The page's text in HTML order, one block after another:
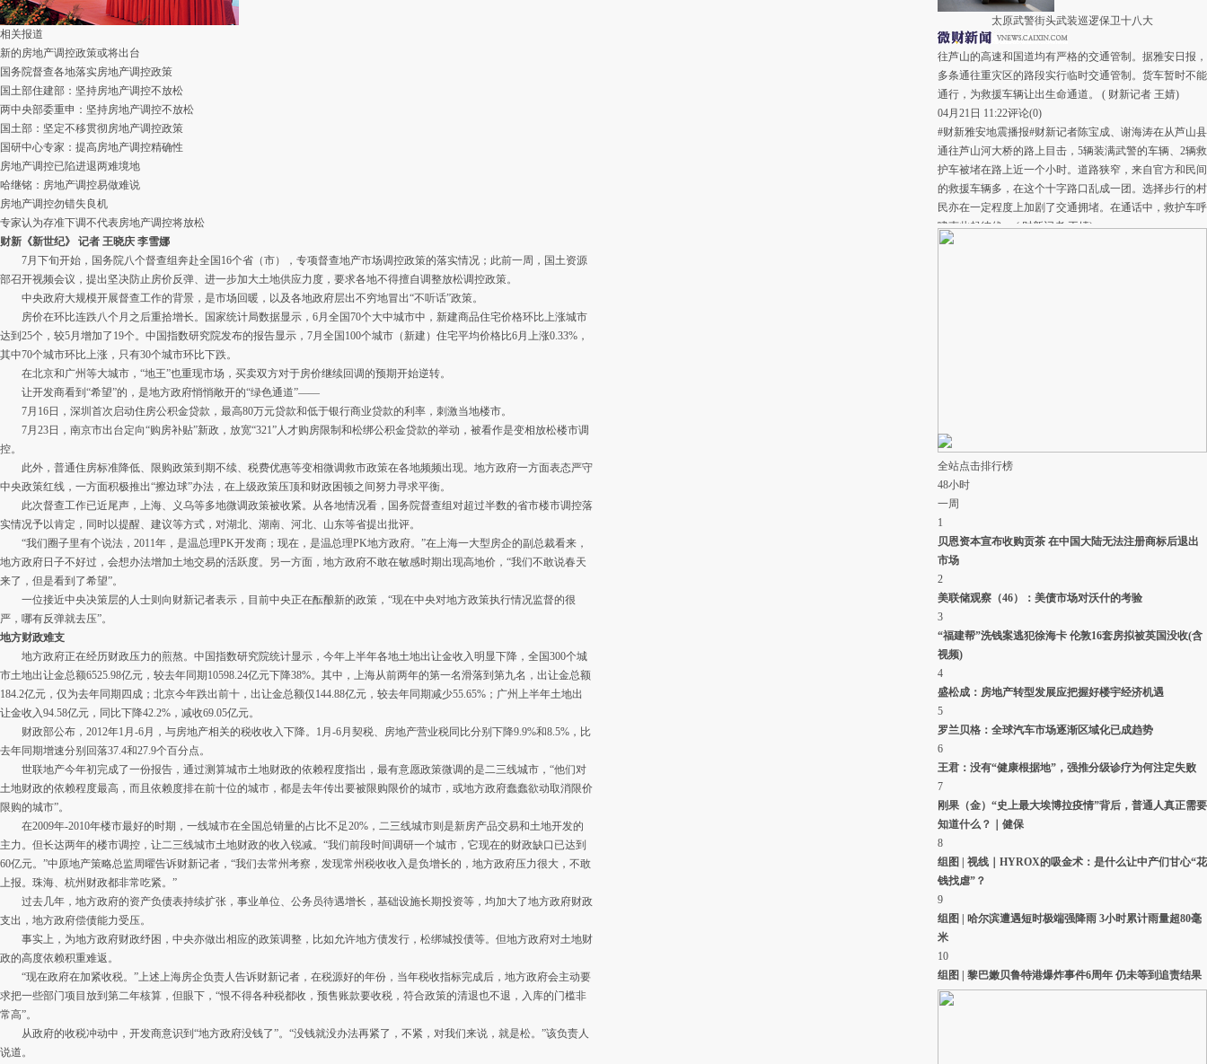
相关报道
新的房地产调控政策或将出台
国务院督查各地落实房地产调控政策
国土部住建部：坚持房地产调控不放松
两中央部委重申：坚持房地产调控不放松
国土部：坚定不移贯彻房地产调控政策
国研中心专家：提高房地产调控精确性
房地产调控已陷进退两难境地
哈继铭：房地产调控易做难说
房地产调控勿错失良机
专家认为存准下调不代表房地产调控将放松
财新《新世纪》
记者 王晓庆 李雪娜
7月下旬开始，国务院八个督查组奔赴全国16个省（市），专项督查地产市场调控政策的落实情况；此前一周，国土资源
部召开视频会议，提出坚决防止房价反弹、进一步加大土地供应力度，要求各地不得擅自调整放松调控政策。
中央政府大规模开展督查工作的背景，是市场回暖，以及各地政府层出不穷地冒出“不听话”政策。
房价在环比连跌八个月之后重拾增长。国家统计局数据显示，6月全国70个大中城市中，新建商品住宅价格环比上涨城市
达到25个，较5月增加了19个。中国指数研究院发布的报告显示，7月全国100个城市（新建）住宅平均价格比6月上涨0.33%，
其中70个城市环比上涨，只有30个城市环比下跌。
在北京和广州等大城市，“地王”也重现市场，买卖双方对于房价继续回调的预期开始逆转。
让开发商看到“希望”的，是地方政府悄悄敞开的“绿色通道”——
7月16日，深圳首次启动住房公积金贷款，最高80万元贷款和低于银行商业贷款的利率，刺激当地楼市。
7月23日，南京市出台定向“购房补贴”新政，放宽“321”人才购房限制和松绑公积金贷款的举动，被看作是变相放松楼市调
控。
此外，普通住房标准降低、限购政策到期不续、税费优惠等变相微调救市政策在各地频频出现。地方政府一方面表态严守
中央政策红线，一方面积极推出“擦边球”办法，在上级政策压顶和财政困顿之间努力寻求平衡。
此次督查工作已近尾声，上海、义乌等多地微调政策被收紧。从各地情况看，国务院督查组对超过半数的省市楼市调控落
实情况予以肯定，同时以提醒、建议等方式，对湖北、湖南、河北、山东等省提出批评。
“我们圈子里有个说法，2011年，是温总理PK开发商；现在，是温总理PK地方政府。”在上海一大型房企的副总裁看来，
地方政府日子不好过，会想办法增加土地交易的活跃度。另一方面，地方政府不敢在敏感时期出现高地价，“我们不敢说春天
来了，但是看到了希望”。
一位接近中央决策层的人士则向财新记者表示，目前中央正在酝酿新的政策，“现在中央对地方政策执行情况监督的很
严，哪有反弹就去压”。
地方财政难支
地方政府正在经历财政压力的煎熬。中国指数研究院统计显示，今年上半年各地土地出让金收入明显下降，全国300个城
市土地出让金总额6525.98亿元，较去年同期10598.24亿元下降38%。其中，上海从前两年的第一名滑落到第九名，出让金总额
184.2亿元，仅为去年同期四成；北京今年跌出前十，出让金总额仅144.88亿元，较去年同期减少55.65%；广州上半年土地出
让金收入94.58亿元，同比下降42.2%，减收69.05亿元。
财政部公布，2012年1月-6月，与房地产相关的税收收入下降。1月-6月契税、房地产营业税同比分别下降9.9%和8.5%，比
去年同期增速分别回落37.4和27.9个百分点。
世联地产今年初完成了一份报告，通过测算城市土地财政的依赖程度指出，最有意愿政策微调的是二三线城市，“他们对
土地财政的依赖程度最高，而且依赖度排在前十位的城市，都是去年传出要被限购限价的城市，或地方政府蠢蠢欲动取消限价
限购的城市”。
在2009年-2010年楼市最好的时期，一线城市在全国总销量的占比不足20%，二三线城市则是新房产品交易和土地开发的
主力。但长达两年的楼市调控，让二三线城市土地财政的收入锐减。“我们前段时间调研一个城市，它现在的财政缺口已达到
60亿元。”中原地产策略总监周曜告诉财新记者，“我们去常州考察，发现常州税收收入是负增长的，地方政府压力很大，不敢
上报。珠海、杭州财政都非常吃紧。”
过去几年，地方政府的资产负债表持续扩张，事业单位、公务员待遇增长，基础设施长期投资等，均加大了地方政府财政
支出，地方政府偿债能力受压。
事实上，为地方政府财政纾困，中央亦做出相应的政策调整，比如允许地方债发行，松绑城投债等。但地方政府对土地财
政的高度依赖积重难返。
“现在政府在加紧收税。”上述上海房企负责人告诉财新记者，在税源好的年份，当年税收指标完成后，地方政府会主动要
求把一些部门项目放到第二年核算，但眼下，“恨不得各种税都收，预售账款要收税，符合政策的清退也不退，入库的门槛非
常高”。
从政府的收税冲动中，开发商意识到“地方政府没钱了”。“没钱就没办法再紧了，不紧，对我们来说，就是松。”该负责人
说道。
太原武警街头武装巡逻保卫十八大
#财新雅安地震播报#财新记者牛光发回消息称，从雅安前
往芦山的高速和国道均有严格的交通管制。据雅安日报，
多条通往重灾区的路段实行临时交通管制。货车暂时不能
通行，为救援车辆让出生命通道。( 财新记者王婧 )
04月21日 11:22评论(0)
#财新雅安地震播报#财新记者陈宝成、谢海涛在从芦山县
通往芦山河大桥的路上目击，5辆装满武警的车辆、2辆救
护车被堵在路上近一个小时。道路狭窄，来自官方和民间
的救援车辆多，在这个十字路口乱成一团。选择步行的村
民亦在一定程度上加剧了交通拥堵。在通话中，救护车呼
啸声此起彼伏。 ( 财新记者王婧 )
04月21日 11:06评论(0)
#财新雅安地震播报#财新记者谢海涛、陈宝成目击，21日
04月21日 10:36
#财新雅安地震播报#财新记者陈宝成、谢海涛从芦山县城
发来信息称，4月21日早上9点37分左右，他们经历了一场
余震，持续时间约有二三秒钟，震感明显。路两边的广告
牌震得哗哗直响。据中国地震局，截至21日8时，此次地
震共记录到余震1165次，其中3级以上余震67次，5级以上
余震3次。
04月21日 09:49
#财新雅安地震播报#财新记者陈宝成、谢海涛从芦山县飞
仙关镇凤凰村发来消息，他们刚与李克强总理的车队相向
而过。总理车队由武警车开道，两辆抢险车等约三十辆车
相随，正从芦山县开往雅安方向。这是早上8点02分，雅
安地震发生后的整整24小时。人民日报称，李克强将前往
成都华西医院慰问伤员。( 财新记者王婧)
04月21日 09:41
#财新雅安地震播报#【学生复课先上心理科】财新i记者
胡格、章涛在灾区宝兴中学了解到，该校高三学生今天开
始恢复上课。不过学校并没有按照教学进程表的安排上
课，而是先上心理课，由来自四川大学的心理辅导专家对
学生们进行心理辅导。与汶川对比，此次复课较快。且学
校设施经过评估已可安全使用。
04月24日 21:49
#财新雅安地震播报#【72小时后搜救已不是重点】财新记
者胡格、章涛在灾区了解到，震后72小时后仍会继续搜
救，并扩大范围，但搜救已不在是重点，而是转向当地生
活的恢复。他们注意到，目前进出车辆更多是在运送救灾
物资。而即使是很偏僻的地方，虽然车辆偏少，但也有帐
篷等救灾物资送达。
04月24日 21:44评论(0)
#财新雅安地震播报#财新记者陈宝成、谢海涛12时在龙门
乡龙兴中心学校，遭遇一次体感明显的余震。这所汶川地
全站点击排行榜
48小时
一周
1
贝恩资本宣布收购贡茶 在中国大陆无法注册商标后退出
市场
2
美联储观察（46）：美债市场对沃什的考验
3
“福建帮”洗钱案逃犯徐海卡 伦敦16套房拟被英国没收(含
视频)
4
盛松成：房地产转型发展应把握好楼宇经济机遇
5
罗兰贝格：全球汽车市场逐渐区域化已成趋势
6
王君：没有“健康根据地”，强推分级诊疗为何注定失败
7
刚果（金）“史上最大埃博拉疫情”背后，普通人真正需要
知道什么？｜健保
8
组图 | 视线｜HYROX的吸金术：是什么让中产们甘心“花
钱找虐”？
9
组图 | 哈尔滨遭遇短时极端强降雨 3小时累计雨量超80毫
米
10
组图 | 黎巴嫩贝鲁特港爆炸事件6周年 仍未等到追责结果